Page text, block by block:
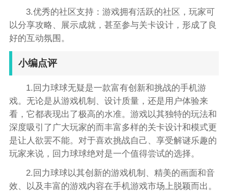
3.优秀的社区支持：游戏拥有活跃的社区，玩家可
以分享攻略、展示成就，甚至参与关卡设计，形成了良
好的互动氛围。
小编点评
1.回力球球无疑是一款富有创新和挑战的手机游
戏。无论是从游戏机制、设计质量，还是用户体验来
看，它都表现出了极高的水准。游戏以其独特的玩法和
深度吸引了广大玩家的而丰富多样的关卡设计和模式更
是让人欲罢不能。对于喜欢挑战自己、享受解谜乐趣的
玩家来说，回力球球绝对是一个值得尝试的选择。
2.回力球球以其创新的游戏机制、精美的画面和音
效、以及丰富的游戏内容在手机游戏市场上脱颖而出。